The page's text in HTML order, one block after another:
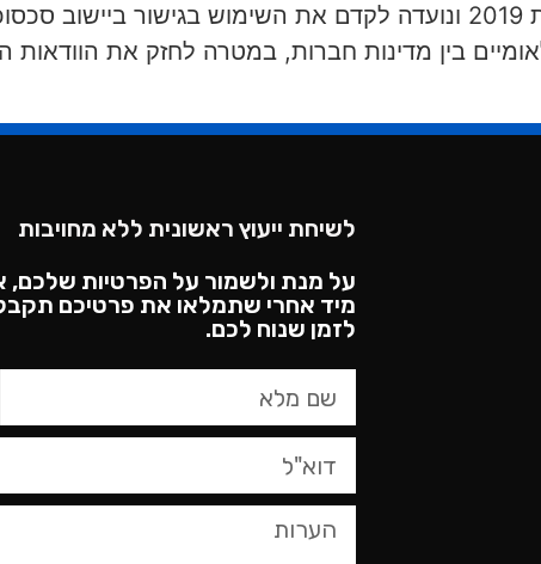
בין-לאומיים", היא אמנה בינלאומית שנחתמה בשנת 2019 ונועדה לקדם את השימוש
בין מדינות חברות, במטרה לחזק את
לשיחת ייעוץ ראשונית ללא מחויבות
על מנת ולשמור על הפרטיות
מיד אחרי שתמלאו את פרטיכם
לזמן שנוח לכם.​
קשר,
באפשרותך
ללחוץ
אנטר